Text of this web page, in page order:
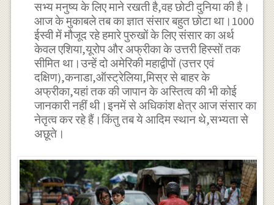
सभ्य मनुष्य के लिए माने रखती है,वह छोटी दुनिया की है।
आज के मुकाबले तब का ज्ञात संसार बहुत छोटा था।1000
ईस्वी में मौजूद रहे हमारे पुरुखों के लिए संसार का अर्थ
केवल एशिया,यूरोप और अफ्रीका के उत्तरी हिस्सों तक
सीमित था।उन्हें दो अमेरिकी महाद्वीपों (उत्तर एवं
दक्षिण),कनाडा,ऑस्ट्रेलिया,मिस्र से बाहर के
अफ्रीका,यहां तक की जापान के अस्तित्व की भी कोई
जानकारी नहीं थी।इनमें से अधिकांश क्षेत्र आज संसार का
नेतृत्व कर रहे हैं।किंतु तब ये आदिम स्थान थे,सभ्यता से
अछूते।